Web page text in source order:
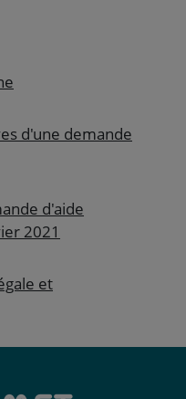
d'une demande
d'aide
2021
et